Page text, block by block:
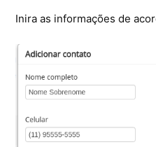
Inira as informações de